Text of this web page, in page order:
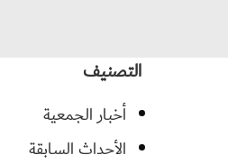
التصنيف
أخبار الجمعية
الأحداث السابقة